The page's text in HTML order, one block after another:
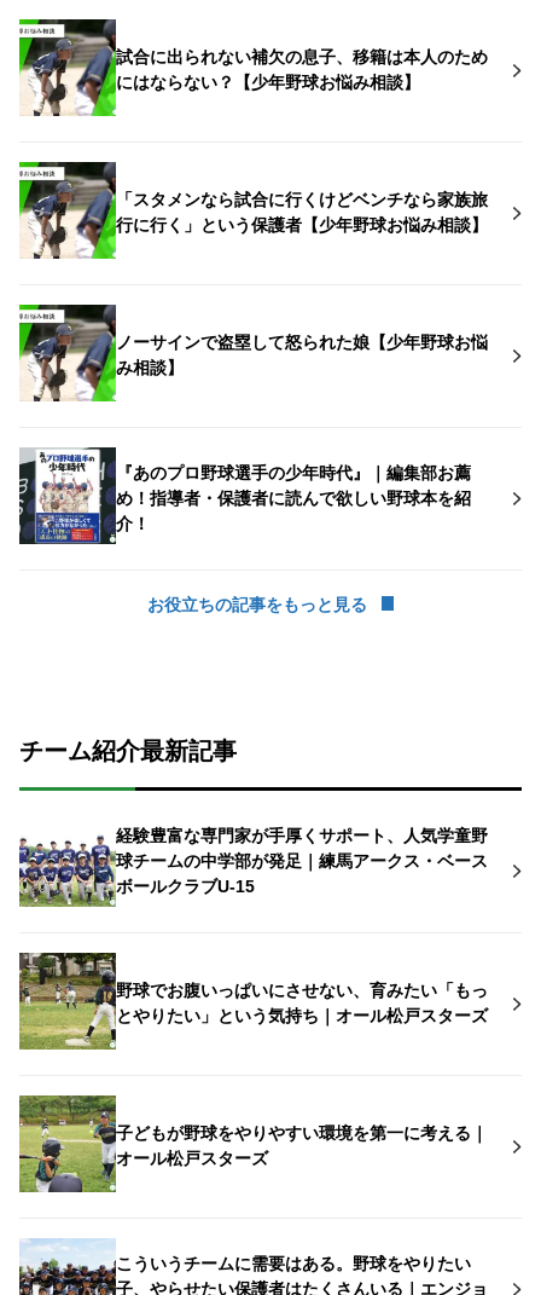
試合に出られない補欠の息子、移籍は本人のため
にはならない？【少年野球お悩み相談】
「スタメンなら試合に行くけどベンチなら家族旅
行に行く」という保護者【少年野球お悩み相談】
ノーサインで盗塁して怒られた娘【少年野球お悩
み相談】
『あのプロ野球選手の少年時代』｜編集部お薦
め！指導者・保護者に読んで欲しい野球本を紹
介！
お役立ちの記事をもっと見る
チーム紹介最新記事
経験豊富な専門家が手厚くサポート、人気学童野
球チームの中学部が発足｜練馬アークス・ベース
ボールクラブU-15
野球でお腹いっぱいにさせない、育みたい「もっ
とやりたい」という気持ち｜オール松戸スターズ
子どもが野球をやりやすい環境を第一に考える｜
オール松戸スターズ
こういうチームに需要はある。野球をやりたい
子、やらせたい保護者はたくさんいる｜エンジョ